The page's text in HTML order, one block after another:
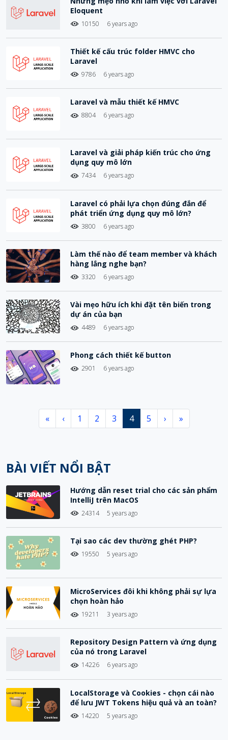
Eloquent
10150 6 years ago
Thiết kế cấu trúc folder HMVC cho
Laravel
9786 6 years ago
Laravel và mẫu thiết kế HMVC
8804 6 years ago
Laravel và giải pháp kiến trúc cho ứng
dụng quy mô lớn
7434 6 years ago
Laravel có phải lựa chọn đúng đắn để
phát triển ứng dụng quy mô lớn?
3800 6 years ago
Làm thế nào để team member và khách
hàng lắng nghe bạn?
3320 6 years ago
Vài mẹo hữu ích khi đặt tên biến trong
dự án của bạn
4489 6 years ago
Phong cách thiết kế button
2901 6 years ago
« ‹ 1 2 3 4 5 › »
BÀI VIẾT NỔI BẬT
Hướng dẫn reset trial cho các sản phẩm
IntelliJ trên MacOS
24314 5 years ago
Tại sao các dev thường ghét PHP?
19550 5 years ago
MicroServices đôi khi không phải sự lựa
chọn hoàn hảo
19211 3 years ago
Repository Design Pattern và ứng dụng
của nó trong Laravel
14226 6 years ago
LocalStorage và Cookies - chọn cái nào
để lưu JWT Tokens hiệu quả và an toàn?
14220 5 years ago